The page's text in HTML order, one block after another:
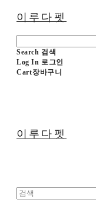
이루다펫
Search 검색
Log In 로그인
Cart장바구니
이루다펫